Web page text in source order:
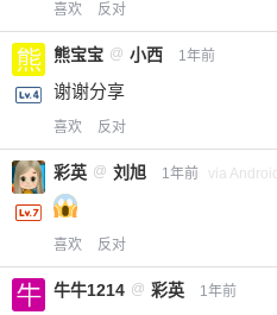
喜欢 反对
熊宝宝 @ 小西 1年前
谢谢分享
喜欢 反对
彩英 @ 刘旭 1年前 via Android
喜欢 反对
牛牛1214 @ 彩英 1年前